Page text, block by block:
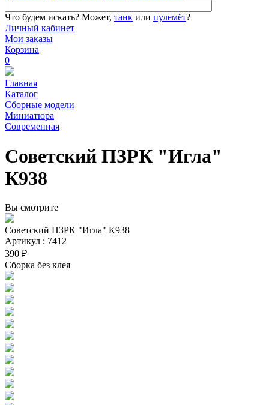
Что будем искать? Может, танк или пулемёт?
Личный кабинет
Мои заказы
Корзина
0
Главная
Каталог
Сборные модели
Миниатюра
Современная
Советский ПЗРК "Игла"
К938
Вы смотрите
Советский ПЗРК "Игла" К938
Артикул : 7412
390 ₽
Сборка без клея